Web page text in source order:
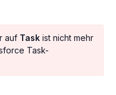
auf Task ist nicht mehr
Task-